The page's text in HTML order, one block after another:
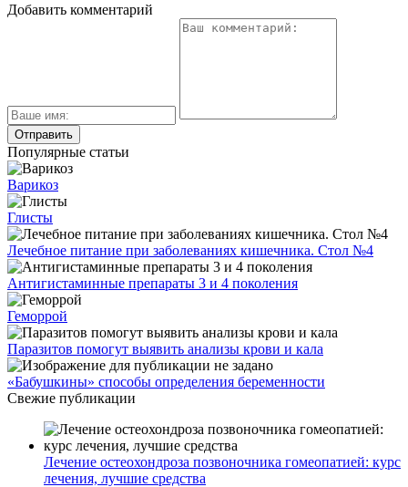
Добавить комментарий
Популярные статьи
Варикоз
Глисты
Лечебное питание при заболеваниях кишечника. Стол №4
Антигистаминные препараты 3 и 4 поколения
Геморрой
Паразитов помогут выявить анализы крови и кала
«Бабушкины» способы определения беременности
Свежие публикации
Лечение остеохондроза позвоночника гомеопатией: курс
лечения, лучшие средства